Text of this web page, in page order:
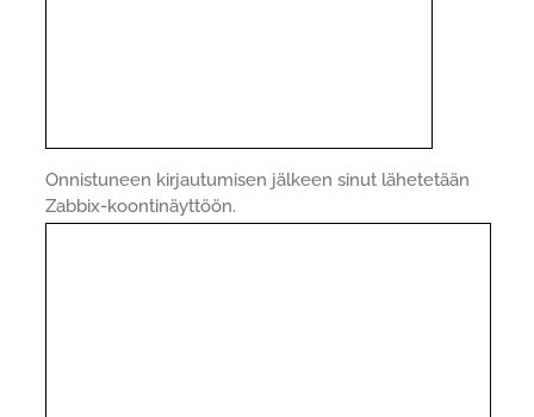
Onnistuneen kirjautumisen jälkeen sinut lähetetään
Zabbix-koontinäyttöön.